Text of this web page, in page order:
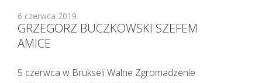
6 czerwca 2019
GRZEGORZ BUCZKOWSKI SZEFEM
AMICE
5 czerwca w Brukseli Walne Zgromadzenie